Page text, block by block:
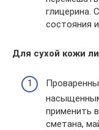
глицерина.
состояния
Для сухой кожи
применить
сметана,